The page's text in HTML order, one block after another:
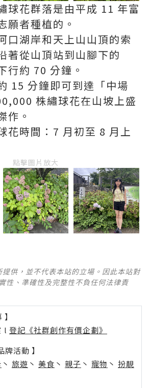
球花群落是由平成 11 年富
願者種植的。
口湖岸和天上山山頂的索
著從山頂站到山腳下的
行約 70 分鐘。
15 分鐘即可到達「中場
株繡球花在山坡上盛
作。
花時間：7 月初至 8 月上
點擊圖片放大
供，並不代表本站的立場。因此本站對
性、準確性及完整性不負任何法律責
l 登記《社群創作有價企劃》
活動 】
丶 旅遊 丶 美食 丶 親子 丶 寵物 丶 扮靚